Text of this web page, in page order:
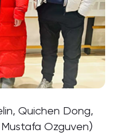
Quichen Dong,
Ozguven）